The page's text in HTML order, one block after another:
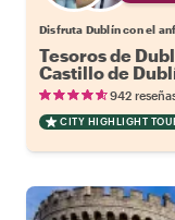
Disfruta Dublín con el
Tesoros de
Castillo de
942
CITY HIGHLIGHT